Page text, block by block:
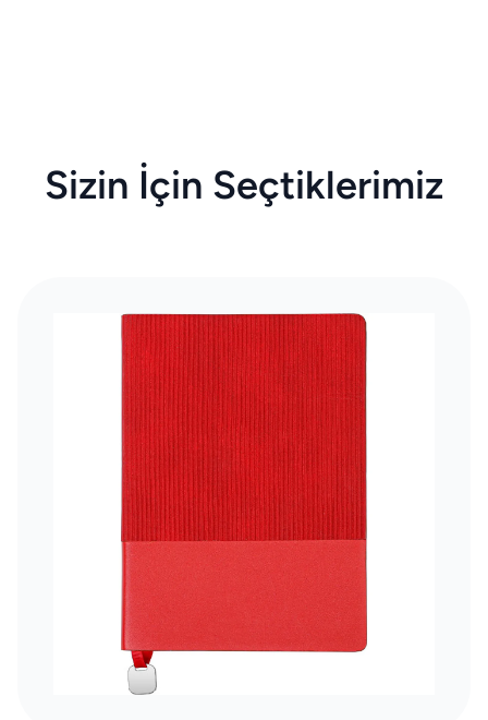
Sizin İçin Seçtiklerimiz